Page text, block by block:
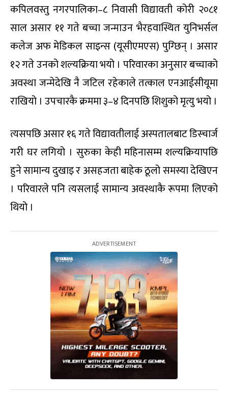
कपिलवस्तु नगरपालिका–८ निवासी विद्यावती कोरी २०८१
साल असार ११ गते बच्चा जन्माउन भैरहवास्थित युनिभर्सल
कलेज अफ मेडिकल साइन्स (यूसीएमएस) पुग्छिन् । असार
१२ गते उनको शल्यक्रिया भयो । परिवारका अनुसार बच्चाको
अवस्था जन्मेदेखि नै जटिल रहेकाले तत्काल एनआईसीयूमा
राखियो । उपचारकै क्रममा ३–४ दिनपछि शिशुको मृत्यु भयो ।
त्यसपछि असार १६ गते विद्यावतीलाई अस्पतालबाट डिस्चार्ज
गरी घर लगियो । सुरुका केही महिनासम्म शल्यक्रियापछि
हुने सामान्य दुखाइ र असहजता बाहेक ठूलो समस्या देखिएन
। परिवारले पनि त्यसलाई सामान्य अवस्थाकै रूपमा लिएको
थियो ।